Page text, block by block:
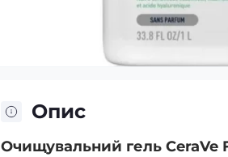
Опис
Очищувальний гель CeraVe